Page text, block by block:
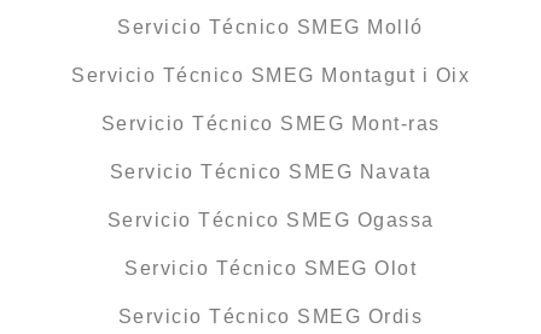
Servicio Técnico SMEG Molló
Servicio Técnico SMEG Montagut i Oix
Servicio Técnico SMEG Mont-ras
Servicio Técnico SMEG Navata
Servicio Técnico SMEG Ogassa
Servicio Técnico SMEG Olot
Servicio Técnico SMEG Ordis